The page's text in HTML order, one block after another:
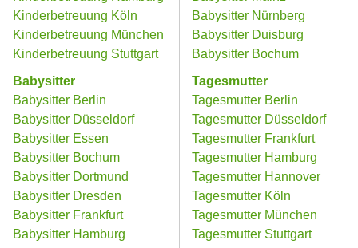
Kinderbetreuung Köln
Kinderbetreuung München
Kinderbetreuung Stuttgart
Babysitter
Babysitter Berlin
Babysitter Düsseldorf
Babysitter Essen
Babysitter Bochum
Babysitter Dortmund
Babysitter Dresden
Babysitter Frankfurt
Babysitter Hamburg
Babysitter Nürnberg
Babysitter Duisburg
Babysitter Bochum
Tagesmutter
Tagesmutter Berlin
Tagesmutter Düsseldorf
Tagesmutter Frankfurt
Tagesmutter Hamburg
Tagesmutter Hannover
Tagesmutter Köln
Tagesmutter München
Tagesmutter Stuttgart